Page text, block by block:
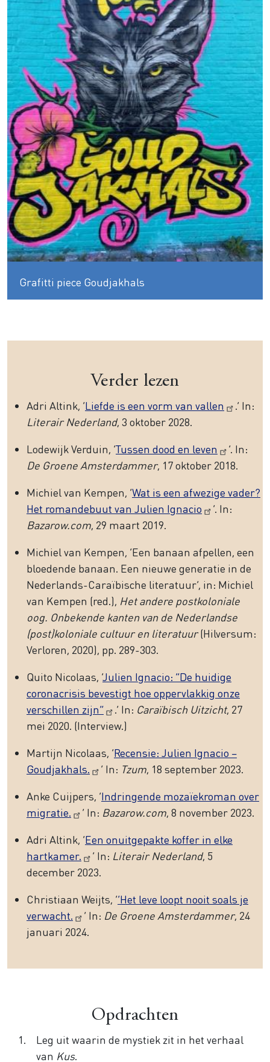
Grafitti piece Goudjakhals
Verder lezen
Adri Altink, ‘Liefde is een vorm van vallen
.’ In:
Literair Nederland, 3 oktober 2028.
Lodewijk Verduin, ‘Tussen dood en leven
’. In:
De Groene Amsterdammer, 17 oktober 2018.
Michiel van Kempen, ‘Wat is een afwezige vader?
Het romandebuut van Julien Ignacio
’. In:
Bazarow.com, 29 maart 2019.
Michiel van Kempen, ‘Een banaan afpellen, een
bloedende banaan. Een nieuwe generatie in de
Nederlands-Caraïbische literatuur’, in: Michiel
van Kempen (red.), Het andere postkoloniale
oog. Onbekende kanten van de Nederlandse
(post)koloniale cultuur en literatuur(Hilversum:
Verloren, 2020), pp. 289-303.
Quito Nicolaas, ‘Julien Ignacio: “De huidige
coronacrisis bevestigt hoe oppervlakkig onze
verschillen zijn”
.’ In: Caraïbisch Uitzicht, 27
mei 2020. (Interview.)
Martijn Nicolaas, ‘Recensie: Julien Ignacio –
Goudjakhals.
’ In: Tzum, 18 september 2023.
Anke Cuijpers, ‘Indringende mozaïekroman over
migratie.
’ In: Bazarow.com, 8 november 2023.
Adri Altink, ‘Een onuitgepakte koffer in elke
hartkamer.
’ In: Literair Nederland, 5
december 2023.
Christiaan Weijts, ‘‘Het leve loopt nooit soals je
verwacht.
’ In: De Groene Amsterdammer, 24
januari 2024.
Opdrachten
Leg uit waarin de mystiek zit in het verhaal
van Kus.